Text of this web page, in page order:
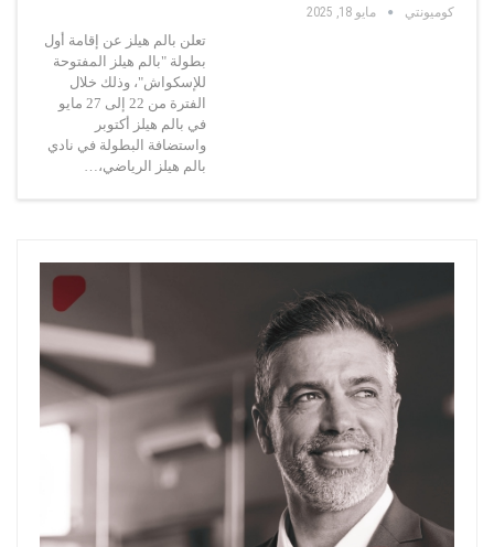
كوميونتي مايو 18, 2025
تعلن بالم هيلز عن إقامة أول
بطولة "بالم هيلز المفتوحة
للإسكواش"، وذلك خلال
الفترة من 22 إلى 27 مايو
في بالم هيلز أكتوبر
واستضافة البطولة في نادي
بالم هيلز الرياضي،…